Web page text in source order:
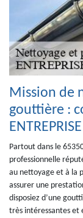
Mission de
gouttière :
Partout dans le
professionnelle
au nettoyage et à la
assurer une
disposiez d’une
très intéressantes et